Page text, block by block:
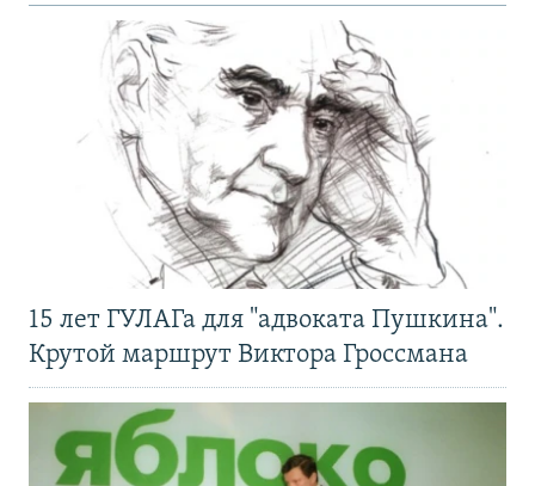
15 лет ГУЛАГа для "адвоката Пушкина".
Крутой маршрут Виктора Гроссмана